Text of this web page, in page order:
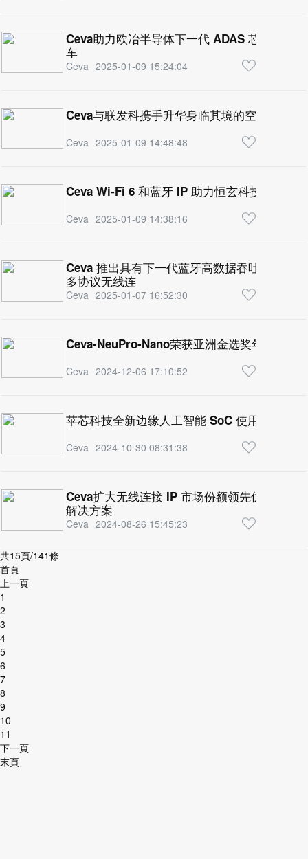
Ceva助力欧冶半导体下一代 ADAS 芯片组 实
车
Ceva 2025-01-09 15:24:04
Ceva与联发科携手升华身临其境的空间音频移
Ceva 2025-01-09 14:48:48
Ceva Wi-Fi 6 和蓝牙 IP 助力恒玄科技全新组
Ceva 2025-01-09 14:38:16
Ceva 推出具有下一代蓝牙高数据吞吐量和
多协议无线连
Ceva 2025-01-07 16:52:30
Ceva-NeuPro-Nano荣获亚洲金选奖年度产品
Ceva 2024-12-06 17:10:52
苹芯科技全新边缘人工智能 SoC 使用Ceva传
Ceva 2024-10-30 08:31:38
Ceva扩大无线连接 IP 市场份额领先优势 增强
解决方案
Ceva 2024-08-26 15:45:23
共15頁/141條
首頁
上一頁
1
2
3
4
5
6
7
8
9
10
11
下一頁
末頁